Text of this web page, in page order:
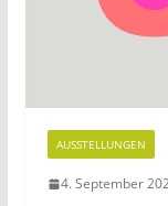
AUSSTELLUNGEN
4. September